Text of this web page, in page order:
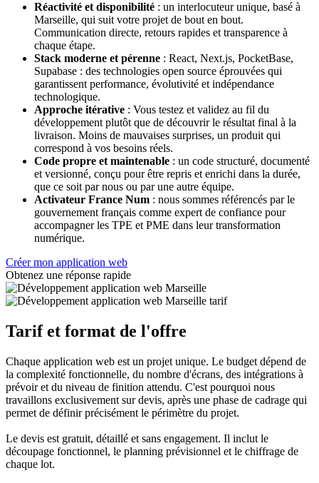
Réactivité et disponibilité : un interlocuteur unique, basé à
Marseille, qui suit votre projet de bout en bout.
Communication directe, retours rapides et transparence à
chaque étape.
Stack moderne et pérenne : React, Next.js, PocketBase,
Supabase : des technologies open source éprouvées qui
garantissent performance, évolutivité et indépendance
technologique.
Approche itérative : Vous testez et validez au fil du
développement plutôt que de découvrir le résultat final à la
livraison. Moins de mauvaises surprises, un produit qui
correspond à vos besoins réels.
Code propre et maintenable : un code structuré, documenté
et versionné, conçu pour être repris et enrichi dans la durée,
que ce soit par nous ou par une autre équipe.
Activateur France Num : nous sommes référencés par le
gouvernement français comme expert de confiance pour
accompagner les TPE et PME dans leur transformation
numérique.
Créer mon application web
Obtenez une réponse rapide
Tarif et format de l'offre
Chaque application web est un projet unique. Le budget dépend de
la complexité fonctionnelle, du nombre d'écrans, des intégrations à
prévoir et du niveau de finition attendu. C'est pourquoi nous
travaillons exclusivement sur devis, après une phase de cadrage qui
permet de définir précisément le périmètre du projet.
Le devis est gratuit, détaillé et sans engagement. Il inclut le
découpage fonctionnel, le planning prévisionnel et le chiffrage de
chaque lot.